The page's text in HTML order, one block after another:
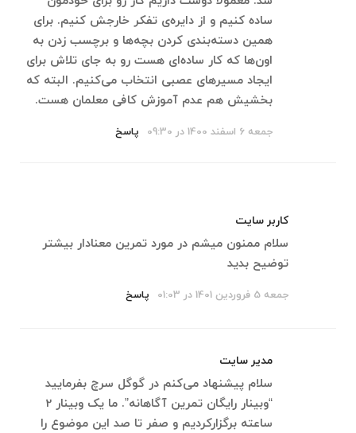
ساده کنیم و از دایره‌ی تفکر خارجش کنیم. برای
همین دسته‌بندی کردن بچه‌ها و برچسب زدن به
اون‌ها که کار ساده‌ای هست رو به جای تلاش برای
ایجاد مسیرهای عصبی انتخاب می‌کنیم. البته که
بخشیش هم عدم آموزش کافی معلمان هست.
جمعه 6 اسفند 1400 در 09:30 پاسخ
کاربر سایت
سلام ممنون میشم در مورد تمرین معنادار بیشتر
توضیح بدید
جمعه 5 فروردین 1401 در 01:03 پاسخ
مدیر سایت
سلام پیشنهاد می‌کنم در گوگل سرچ بفرمایید
“وبینار رایگان تمرین آگاهانه”. ما یک وبینار 2
ساعته برگزارکردیم و صفر تا صد این موضوع را